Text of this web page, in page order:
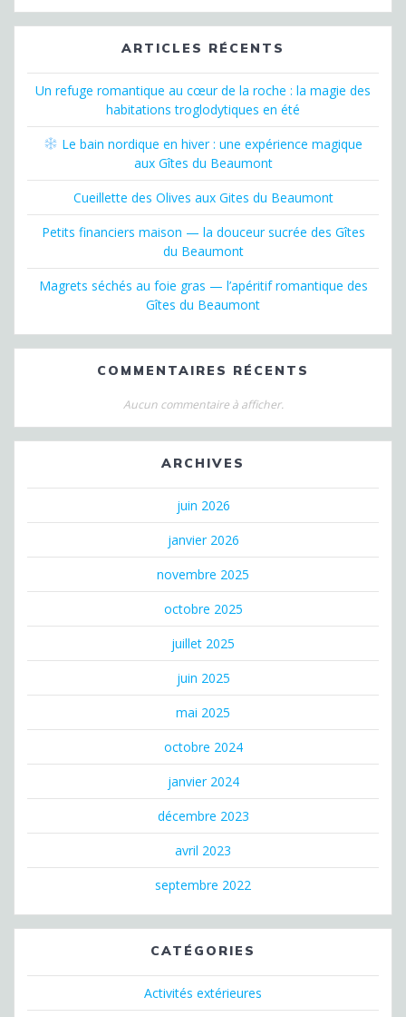
ARTICLES RÉCENTS
Un refuge romantique au cœur de la roche : la magie des
habitations troglodytiques en été
Le bain nordique en hiver : une expérience magique
aux Gîtes du Beaumont
Cueillette des Olives aux Gites du Beaumont
Petits financiers maison — la douceur sucrée des Gîtes
du Beaumont
Magrets séchés au foie gras — l’apéritif romantique des
Gîtes du Beaumont
COMMENTAIRES RÉCENTS
Aucun commentaire à afficher.
ARCHIVES
juin 2026
janvier 2026
novembre 2025
octobre 2025
juillet 2025
juin 2025
mai 2025
octobre 2024
janvier 2024
décembre 2023
avril 2023
septembre 2022
CATÉGORIES
Activités extérieures